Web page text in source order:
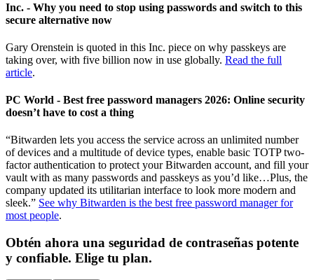
Inc. - Why you need to stop using passwords and switch to this
secure alternative now
Gary Orenstein is quoted in this Inc. piece on why passkeys are
taking over, with five billion now in use globally. Read the full
article.
PC World - Best free password managers 2026: Online security
doesn’t have to cost a thing
“Bitwarden lets you access the service across an unlimited number
of devices and a multitude of device types, enable basic TOTP two-
factor authentication to protect your Bitwarden account, and fill your
vault with as many passwords and passkeys as you’d like…Plus, the
company updated its utilitarian interface to look more modern and
sleek.” See why Bitwarden is the best free password manager for
most people.
Obtén ahora una seguridad de contraseñas potente
y confiable. Elige tu plan.